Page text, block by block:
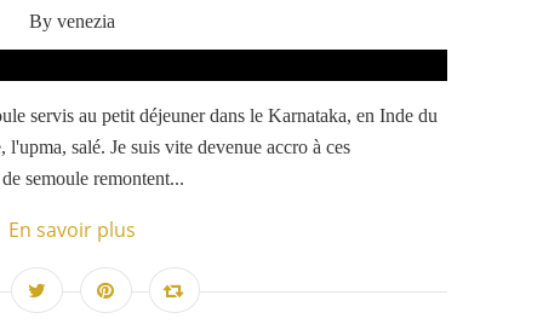
By venezia
servis au petit déjeuner dans le Karnataka, en Inde du
salé. Je suis vite devenue accro à ces
semoule remontent...
En savoir plus